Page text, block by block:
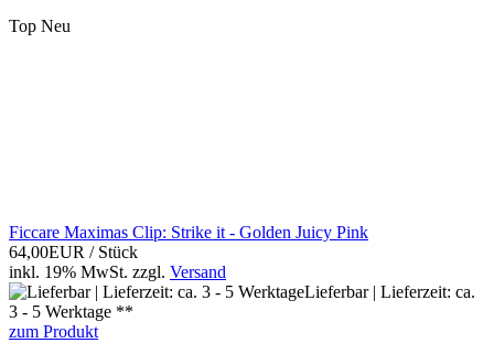
Top Neu
Ficcare Maximas Clip: Strike it - Golden Juicy Pink
64,00EUR / Stück
inkl. 19% MwSt. zzgl. Versand
Lieferbar | Lieferzeit: ca.
3 - 5 Werktage **
zum Produkt